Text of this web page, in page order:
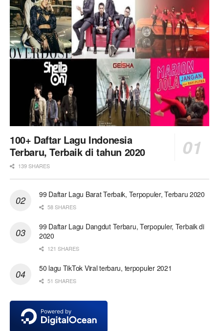
100+ Daftar Lagu Indonesia
Terbaru, Terbaik di tahun 2020
139 SHARES
99 Daftar Lagu Barat Terbaik, Terpopuler, Terbaru 2020
58 SHARES
99 Daftar Lagu Dangdut Terbaru, Terpopuler, Terbaik di
2020
121 SHARES
50 lagu TikTok Viral terbaru, terpopuler 2021
51 SHARES